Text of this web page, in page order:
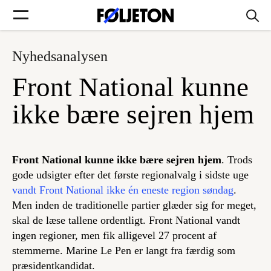
Forsider
Føljetoner
Søg
Min side
Log ind
Nyhedsanalysen
Front National kunne
ikke bære sejren hjem
Front National kunne ikke bære sejren hjem. Trods
gode udsigter efter det første regionalvalg i sidste uge
vandt Front National ikke én eneste region søndag.
Men inden de traditionelle partier glæder sig for meget,
skal de læse tallene ordentligt. Front National vandt
ingen regioner, men fik alligevel 27 procent af
stemmerne. Marine Le Pen er langt fra færdig som
præsidentkandidat.